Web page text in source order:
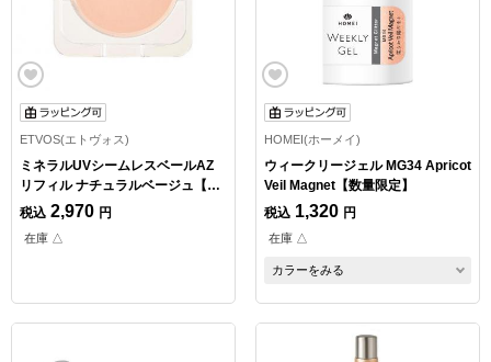
ETVOS(エトヴォス)
ミネラルUVシームレスベールAZ
リフィル ナチュラルベージュ【数
量限定】
税込 2,970 円
在庫 △
HOMEI(ホーメイ)
ウィークリージェル MG34 Apricot
Veil Magnet【数量限定】
税込 1,320 円
在庫 △
カラーをみる